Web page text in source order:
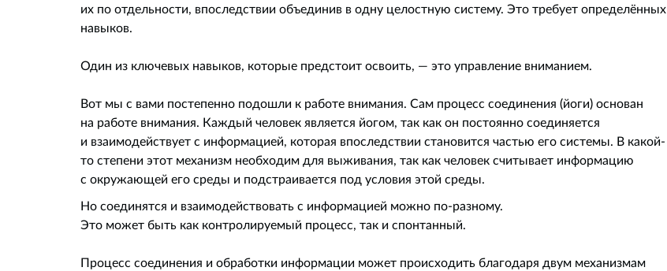
их по отдельности, впоследствии объединив в одну целостную систему. Это требует определённых
навыков.
Один из ключевых навыков, которые предстоит освоить, — это управление вниманием.
Вот мы с вами постепенно подошли к работе внимания. Сам процесс соединения (йоги) основан
на работе внимания. Каждый человек является йогом, так как он постоянно соединяется
и взаимодействует с информацией, которая впоследствии становится частью его системы. В какой-
то степени этот механизм необходим для выживания, так как человек считывает информацию
с окружающей его среды и подстраивается под условия этой среды.
Но соединятся и взаимодействовать с информацией можно по-разному.
Это может быть как контролируемый процесс, так и спонтанный.
Процесс соединения и обработки информации может происходить благодаря двум механизмам